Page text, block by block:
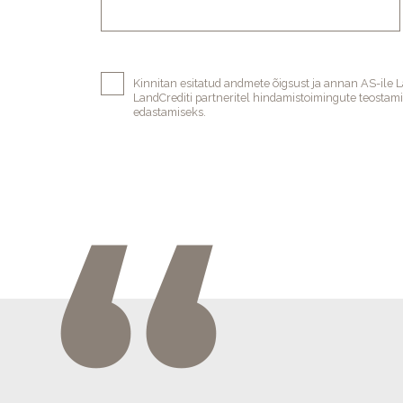
Kinnitan esitatud andmete õigsust ja annan AS-ile
LandCrediti partneritel hindamistoimingute
edastamiseks.